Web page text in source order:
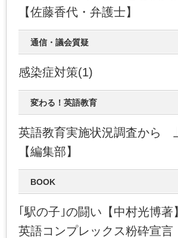
【佐藤香代・弁護士】
通信・議会質疑
感染症対策(1)
変わる！英語教育
英語教育実施状況調査から
【編集部】
BOOK
｢駅の子｣の闘い【中村光博著】
英語コンプレックス粉砕宣